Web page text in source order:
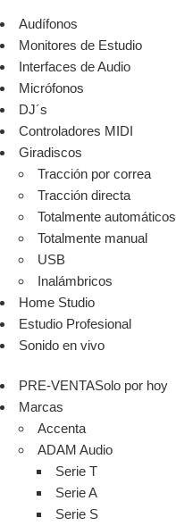
Audífonos
Monitores de Estudio
Interfaces de Audio
Micrófonos
DJ´s
Controladores MIDI
Giradiscos
Tracción por correa
Tracción directa
Totalmente automáticos
Totalmente manual
USB
Inalámbricos
Home Studio
Estudio Profesional
Sonido en vivo
PRE-VENTASolo por hoy
Marcas
Accenta
ADAM Audio
Serie T
Serie A
Serie S